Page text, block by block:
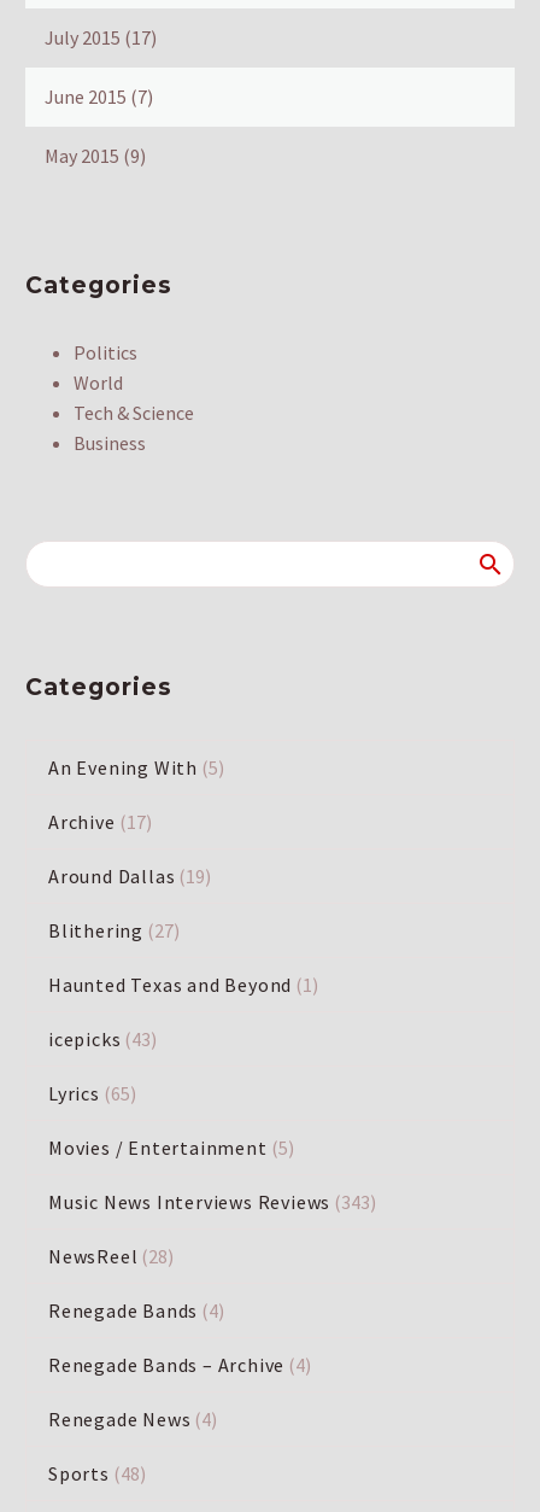
July 2015 (17)
June 2015 (7)
May 2015 (9)
Categories
Politics
World
Tech & Science
Business
Categories
An Evening With (5)
Archive (17)
Around Dallas (19)
Blithering (27)
Haunted Texas and Beyond (1)
icepicks (43)
Lyrics (65)
Movies / Entertainment (5)
Music News Interviews Reviews (343)
NewsReel (28)
Renegade Bands (4)
Renegade Bands – Archive (4)
Renegade News (4)
Sports (48)